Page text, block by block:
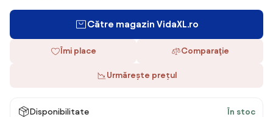
Către magazin VidaXL.ro
Îmi place Comparaţie
Urmărește prețul
Disponibilitate În stoc